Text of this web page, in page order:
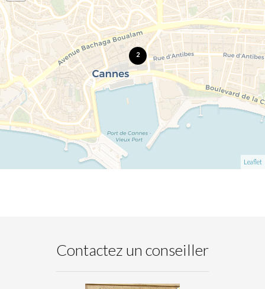
2
Leaflet
Contactez un conseiller